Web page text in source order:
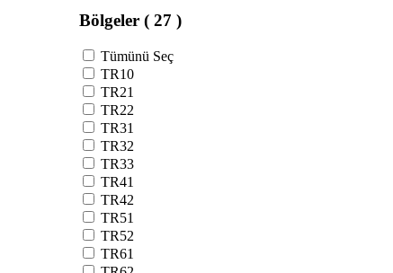
Bölgeler ( 27 )
Tümünü Seç
TR10
TR21
TR22
TR31
TR32
TR33
TR41
TR42
TR51
TR52
TR61